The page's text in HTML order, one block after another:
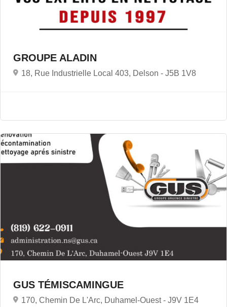
GROUPE ALADIN
18, Rue Industrielle Local 403, Delson - J5B 1V8
GUS TÉMISCAMINGUE
170, Chemin De L'Arc, Duhamel-Ouest - J9V 1E4